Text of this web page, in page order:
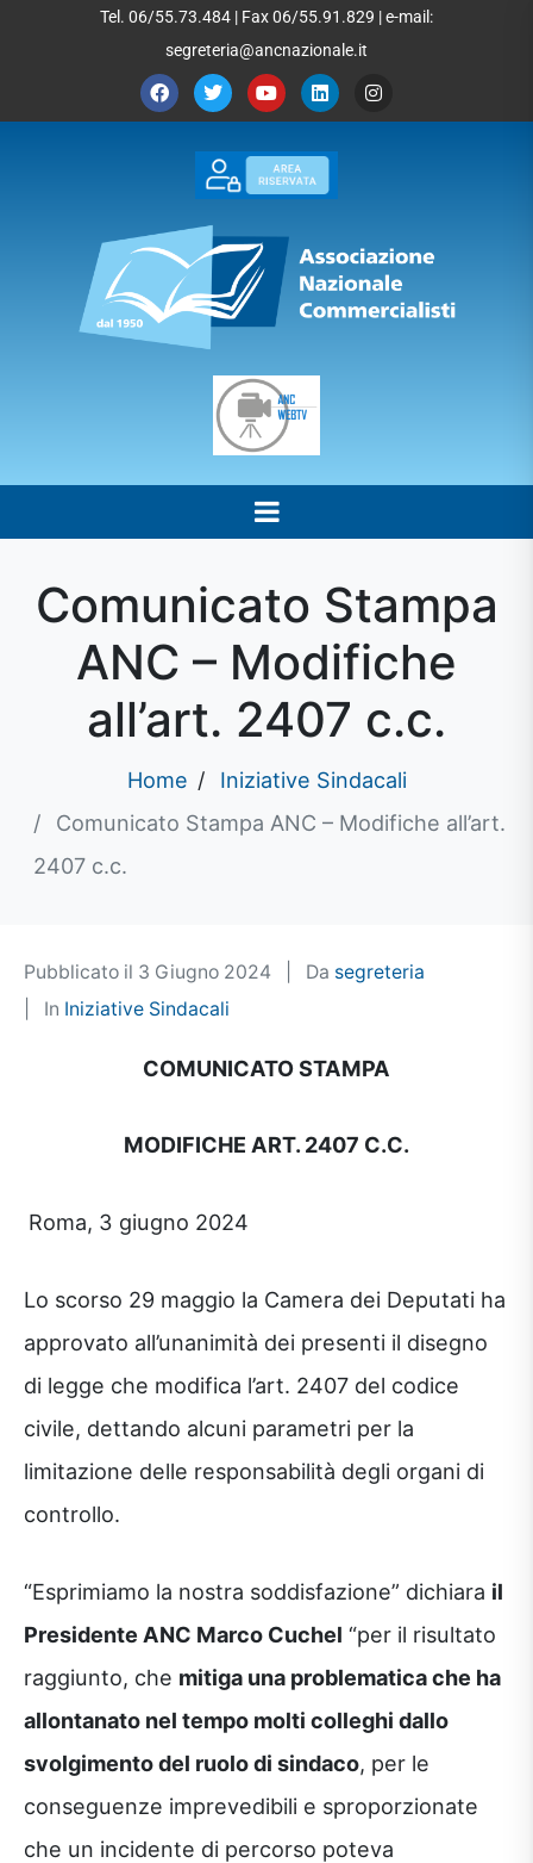
Tel. 06/55.73.484 | Fax 06/55.91.829 | e-mail:
segreteria@ancnazionale.it
Comunicato Stampa
ANC – Modifiche
all’art. 2407 c.c.
Home
Iniziative Sindacali
Comunicato Stampa ANC – Modifiche all’art.
2407 c.c.
Pubblicato il 3 Giugno 2024 Da segreteria
In Iniziative Sindacali
COMUNICATO STAMPA
MODIFICHE ART. 2407 C.C.
Roma, 3 giugno 2024
Lo scorso 29 maggio la Camera dei Deputati ha
approvato all’unanimità dei presenti il disegno
di legge che modifica l’art. 2407 del codice
civile, dettando alcuni parametri per la
limitazione delle responsabilità degli organi di
controllo.
“Esprimiamo la nostra soddisfazione” dichiara il
Presidente ANC Marco Cuchel “per il risultato
raggiunto, che mitiga una problematica che ha
allontanato nel tempo molti colleghi dallo
svolgimento del ruolo di sindaco, per le
conseguenze imprevedibili e sproporzionate
che un incidente di percorso poteva